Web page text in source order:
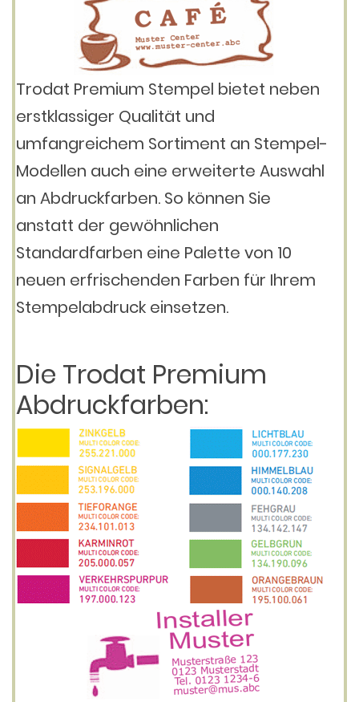
Trodat Premium Stempel bietet neben
erstklassiger Qualität und
umfangreichem Sortiment an Stempel-
Modellen auch eine erweiterte Auswahl
an Abdruckfarben. So können Sie
anstatt der gewöhnlichen
Standardfarben eine Palette von 10
neuen erfrischenden Farben für Ihrem
Stempelabdruck einsetzen.
Die Trodat Premium
Abdruckfarben: